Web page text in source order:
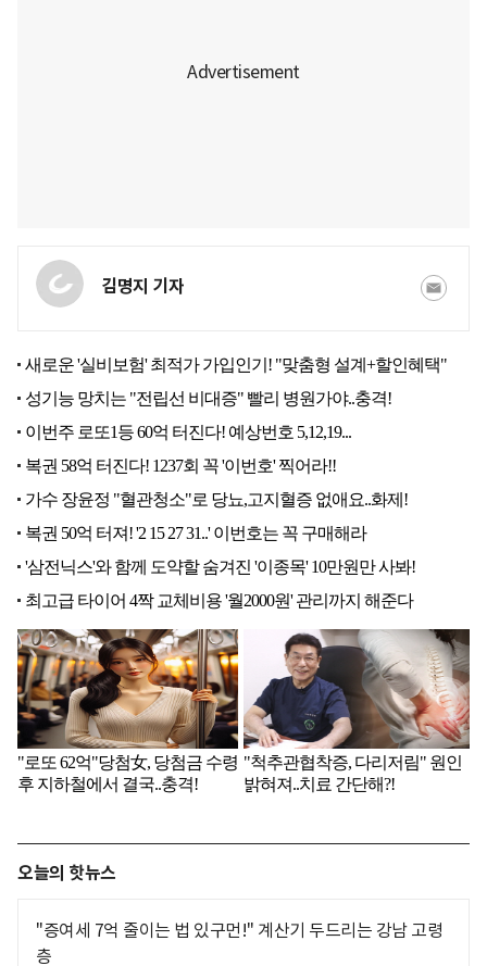
김명지 기자
오늘의 핫뉴스
"증여세 7억 줄이는 법 있구먼!" 계산기 두드리는 강남 고령
층